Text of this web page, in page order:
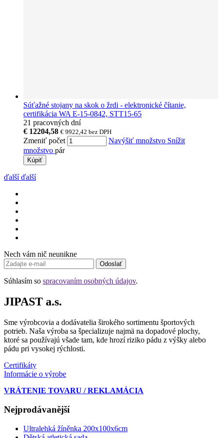
Súťažné stojany na skok o žrdi - elektronické čítanie,
certifikácia WA E-15-0842, STT15-65
21 pracovných dní
€ 12204,58 € 9922,42 bez DPH
Zmeniť počet Navýšiť množstvo Snížit
množstvo pár
Kúpiť
ďalší ďalší
Nech vám nič neunikne
Odoslať
Súhlasím so spracovaním osobných údajov.
JIPAST a.s.
Sme výrobcovia a dodávatelia širokého sortimentu športových
potrieb. Naša výroba sa špecializuje najmä na dopadové plochy,
ktoré sa používajú všade tam, kde hrozí riziko pádu z výšky alebo
pádu pri vysokej rýchlosti.
Certifikáty
Informácie o výrobe
VRÁTENIE TOVARU / REKLAMÁCIA
Nejprodávanější
Ultralehká žíněnka 200x100x6cm